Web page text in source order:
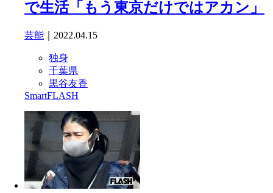
で生活「もう東京だけではアカン」
芸能 ｜2022.04.15
独身
千葉県
黒谷友香
SmartFLASH